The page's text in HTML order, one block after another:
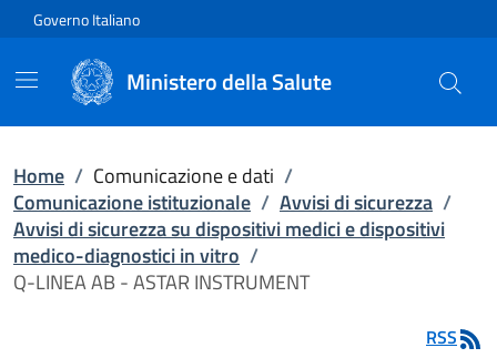
Vai direttamente al contenuto
Governo Italiano
Ministero della Salute
Home / Comunicazione e dati /
Comunicazione istituzionale / Avvisi di sicurezza /
Avvisi di sicurezza su dispositivi medici e dispositivi
medico-diagnostici in vitro /
Q-LINEA AB - ASTAR INSTRUMENT
RSS